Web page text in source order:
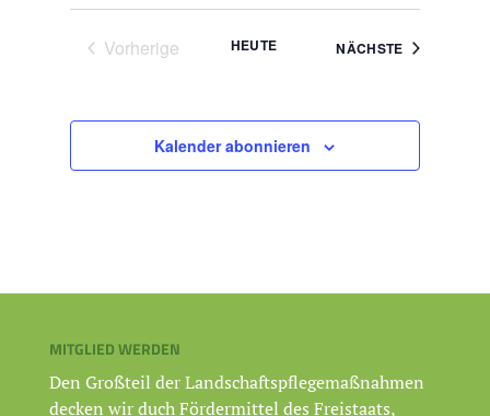
Vorherige
HEUTE NÄCHSTE
Kalender abonnieren
MITGLIED WERDEN
Den Großteil der Landschaftspflegemaßnahmen
decken wir duch Fördermittel des Freistaats,